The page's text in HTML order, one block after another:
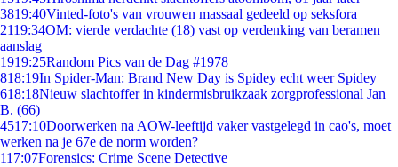
3819:40Vinted-foto's van vrouwen massaal gedeeld op seksfora
2119:34OM: vierde verdachte (18) vast op verdenking van beramen
aanslag
1919:25Random Pics van de Dag #1978
818:19In Spider-Man: Brand New Day is Spidey echt weer Spidey
618:18Nieuw slachtoffer in kindermisbruikzaak zorgprofessional Jan
B. (66)
4517:10Doorwerken na AOW-leeftijd vaker vastgelegd in cao's, moet
werken na je 67e de norm worden?
117:07Forensics: Crime Scene Detective